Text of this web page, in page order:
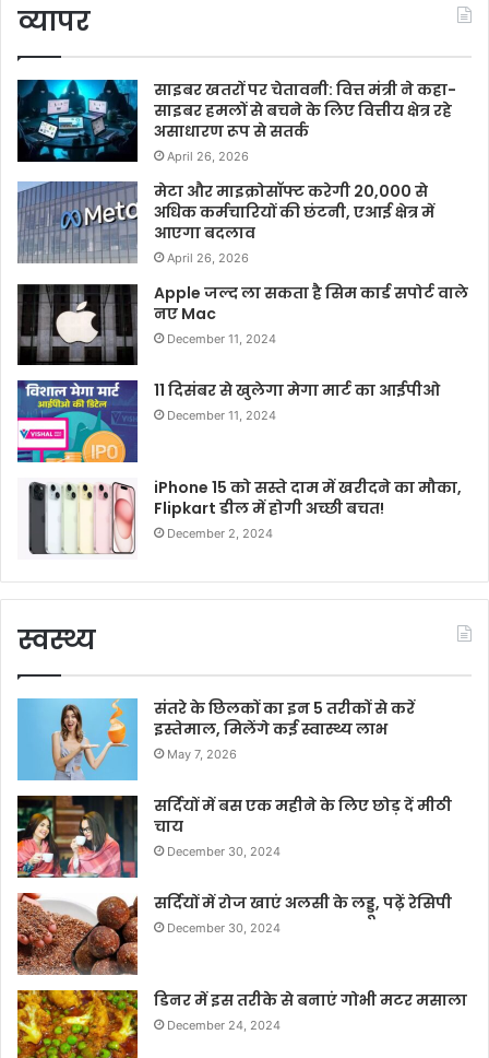
व्यापर
साइबर खतरों पर चेतावनी: वित्त मंत्री ने कहा-
साइबर हमलों से बचने के लिए वित्तीय क्षेत्र रहे
असाधारण रूप से सतर्क
April 26, 2026
मेटा और माइक्रोसॉफ्ट करेगी 20,000 से
अधिक कर्मचारियों की छंटनी, एआई क्षेत्र में
आएगा बदलाव
April 26, 2026
Apple जल्द ला सकता है सिम कार्ड सपोर्ट वाले
नए Mac
December 11, 2024
11 दिसंबर से खुलेगा मेगा मार्ट का आईपीओ
December 11, 2024
iPhone 15 को सस्ते दाम में खरीदने का मौका,
Flipkart डील में होगी अच्छी बचत!
December 2, 2024
स्वस्थ्य
संतरे के छिलकों का इन 5 तरीकों से करें
इस्तेमाल, मिलेंगे कई स्वास्थ्य लाभ
May 7, 2026
सर्दियों में बस एक महीने के लिए छोड़ दें मीठी
चाय
December 30, 2024
सर्दियों में रोज खाएं अलसी के लड्डू, पढ़ें रेसिपी
December 30, 2024
डिनर में इस तरीके से बनाएं गोभी मटर मसाला
December 24, 2024